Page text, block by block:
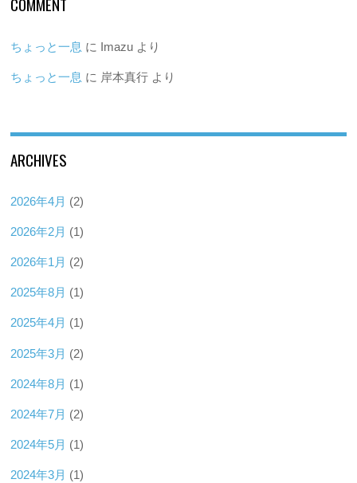
ちょっと一息 に Imazu より
ちょっと一息 に 岸本真行 より
ARCHIVES
2026年4月 (2)
2026年2月 (1)
2026年1月 (2)
2025年8月 (1)
2025年4月 (1)
2025年3月 (2)
2024年8月 (1)
2024年7月 (2)
2024年5月 (1)
2024年3月 (1)